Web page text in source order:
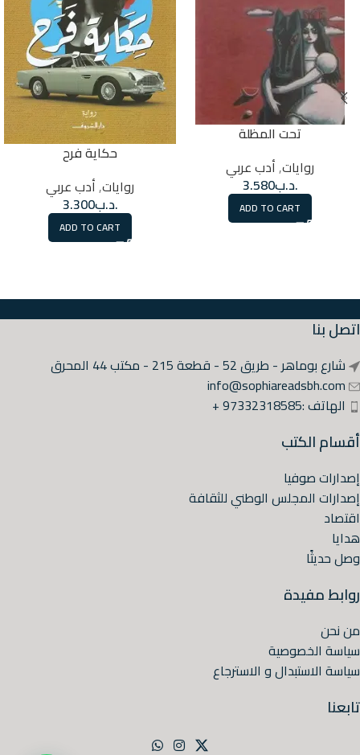
تحت المظلة
روايات,أدب عربي
.د.ب3.580
ADD TO CART
حكاية فرح
روايات,أدب عربي
.د.ب3.300
ADD TO CART
اتصل بنا
شارع بوماهر - طريق 52 - قطعة 215 - مكتب 44 المحرق
info@sophiareadsbh.com
الهاتف :97332318585 +
أقسام الكتب
إصدارات صوفيا
إصدارات المجلس الوطني للثقافة
اقتصاد
هدايا
وصل حديثًا
روابط مفيدة
من نحن
سياسة الخصوصية
سياسة الاستبدال و الاسترجاع
تابعنا